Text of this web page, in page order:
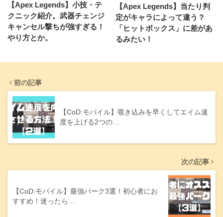
【Apex Legends】小技・テ
クニック紹介。武器チェンジ
キャンセル撃ちが強すぎる！
やり方とか。
【Apex Legends】当たり判
定がキャラによって違う？
「ヒットボックス」に差があ
るみたい！
前の記事
【CoD:モバイル】覗き込みを早くしてエイム速
度を上げる2つの…
次の記事
【CoD:モバイル】最強パーク3選！初心者にお
すすめ！迷ったら…